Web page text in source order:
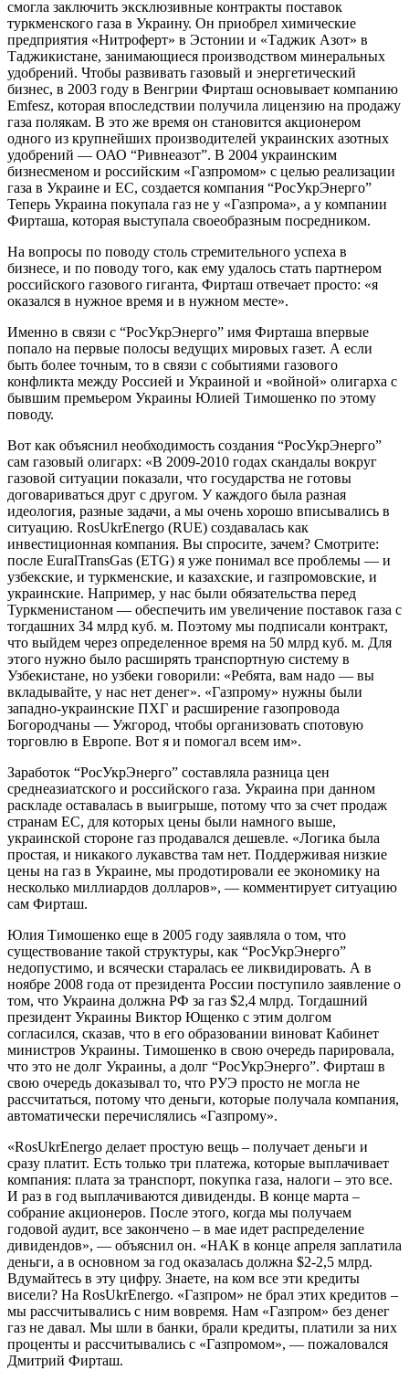
смогла заключить эксклюзивные контракты поставок
туркменского газа в Украину. Он приобрел химические
предприятия «Нитроферт» в Эстонии и «Таджик Азот» в
Таджикистане, занимающиеся производством минеральных
удобрений. Чтобы развивать газовый и энергетический
бизнес, в 2003 году в Венгрии Фирташ основывает компанию
Emfesz, которая впоследствии получила лицензию на продажу
газа полякам. В это же время он становится акционером
одного из крупнейших производителей украинских азотных
удобрений — ОАО “Ривнеазот”. В 2004 украинским
бизнесменом и российским «Газпромом» с целью реализации
газа в Украине и ЕС, создается компания “РосУкрЭнерго”
Теперь Украина покупала газ не у «Газпрома», а у компании
Фирташа, которая выступала своеобразным посредником.
На вопросы по поводу столь стремительного успеха в
бизнесе, и по поводу того, как ему удалось стать партнером
российского газового гиганта, Фирташ отвечает просто: «я
оказался в нужное время и в нужном месте».
Именно в связи с “РосУкрЭнерго” имя Фирташа впервые
попало на первые полосы ведущих мировых газет. А если
быть более точным, то в связи с событиями газового
конфликта между Россией и Украиной и «войной» олигарха с
бывшим премьером Украины Юлией Тимошенко по этому
поводу.
Вот как объяснил необходимость создания “РосУкрЭнерго”
сам газовый олигарх: «В 2009-2010 годах скандалы вокруг
газовой ситуации показали, что государства не готовы
договариваться друг с другом. У каждого была разная
идеология, разные задачи, а мы очень хорошо вписывались в
ситуацию. RosUkrEnergo (RUE) создавалась как
инвестиционная компания. Вы спросите, зачем? Смотрите:
после EuralTransGas (ETG) я уже понимал все проблемы — и
узбекские, и туркменские, и казахские, и газпромовские, и
украинские. Например, у нас были обязательства перед
Туркменистаном — обеспечить им увеличение поставок газа с
тогдашних 34 млрд куб. м. Поэтому мы подписали контракт,
что выйдем через определенное время на 50 млрд куб. м. Для
этого нужно было расширять транспортную систему в
Узбекистане, но узбеки говорили: «Ребята, вам надо — вы
вкладывайте, у нас нет денег». «Газпрому» нужны были
западно-украинские ПХГ и расширение газопровода
Богородчаны — Ужгород, чтобы организовать спотовую
торговлю в Европе. Вот я и помогал всем им».
Заработок “РосУкрЭнерго” составляла разница цен
среднеазиатского и российского газа. Украина при данном
раскладе оставалась в выигрыше, потому что за счет продаж
странам ЕС, для которых цены были намного выше,
украинской стороне газ продавался дешевле. «Логика была
простая, и никакого лукавства там нет. Поддерживая низкие
цены на газ в Украине, мы продотировали ее экономику на
несколько миллиардов долларов», — комментирует ситуацию
сам Фирташ.
Юлия Тимошенко еще в 2005 году заявляла о том, что
существование такой структуры, как “РосУкрЭнерго”
недопустимо, и всячески старалась ее ликвидировать. А в
ноябре 2008 года от президента России поступило заявление о
том, что Украина должна РФ за газ $2,4 млрд. Тогдашний
президент Украины Виктор Ющенко с этим долгом
согласился, сказав, что в его образовании виноват Кабинет
министров Украины. Тимошенко в свою очередь парировала,
что это не долг Украины, а долг “РосУкрЭнерго”. Фирташ в
свою очередь доказывал то, что РУЭ просто не могла не
рассчитаться, потому что деньги, которые получала компания,
автоматически перечислялись «Газпрому».
«RosUkrEnergo делает простую вещь – получает деньги и
сразу платит. Есть только три платежа, которые выплачивает
компания: плата за транспорт, покупка газа, налоги – это все.
И раз в год выплачиваются дивиденды. В конце марта –
собрание акционеров. После этого, когда мы получаем
годовой аудит, все закончено – в мае идет распределение
дивидендов», — объяснил он. «НАК в конце апреля заплатила
деньги, а в основном за год оказалась должна $2-2,5 млрд.
Вдумайтесь в эту цифру. Знаете, на ком все эти кредиты
висели? На RosUkrEnergo. «Газпром» не брал этих кредитов –
мы рассчитывались с ним вовремя. Нам «Газпром» без денег
газ не давал. Мы шли в банки, брали кредиты, платили за них
проценты и рассчитывались с «Газпромом», — пожаловался
Дмитрий Фирташ.